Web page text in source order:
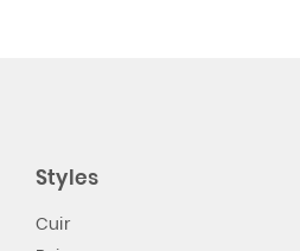
Styles
Cuir